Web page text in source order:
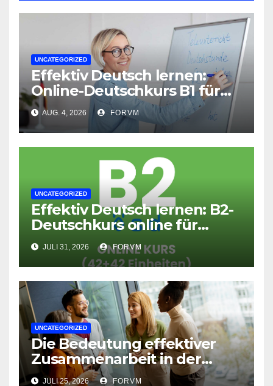
UNCATEGORIZED
Effektiv Deutsch lernen:
Online-Deutschkurs B1 für
flexible Lernerfolge
AUG. 4, 2026 FORVM
UNCATEGORIZED
Effektiv Deutsch lernen: B2-
Deutschkurs online für
Fortgeschrittene
JULI 31, 2026 FORVM
UNCATEGORIZED
Die Bedeutung effektiver
Zusammenarbeit in der
Arbeitswelt
JULI 25, 2026 FORVM